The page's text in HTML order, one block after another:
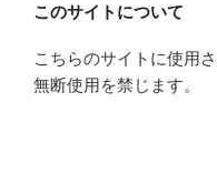
このサイトについて
こちらのサイトに使用
無断使用を禁じます。